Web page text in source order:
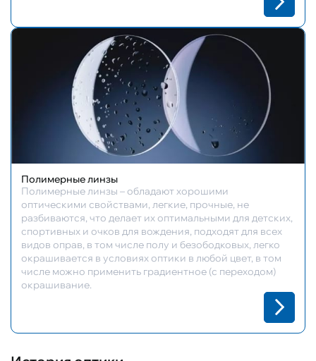
Полимерные линзы
Полимерные линзы – обладают хорошими
оптическими свойствами, легкие, прочные, не
разбиваются, что делает их оптимальными для детских,
спортивных и очков для вождения, подходят для всех
видов оправ, в том числе полу и безободковых, легко
окрашивается в условиях оптики в любой цвет, в том
числе можно применить градиентное (с переходом)
окрашивание.